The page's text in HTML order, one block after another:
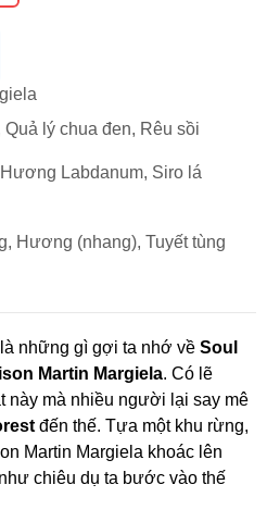
lý chua đen, Rêu sồi
Labdanum, Siro lá
Hương (nhang), Tuyết tùng
những gì gợi ta nhớ về Soul
Martin Margiela. Có lẽ
này mà nhiều người lại say mê
đến thế. Tựa một khu rừng,
Martin Margiela khoác lên
chiêu dụ ta bước vào thế